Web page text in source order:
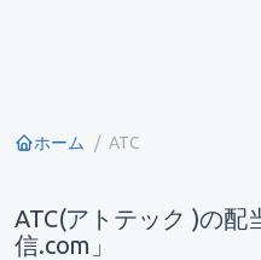
ホーム ATC
ATC(アトテック )の
信.com」